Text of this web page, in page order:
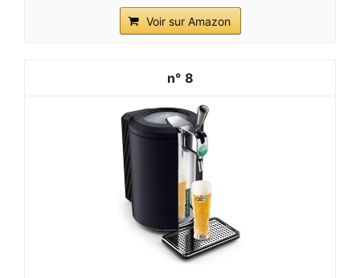
Voir sur Amazon
8